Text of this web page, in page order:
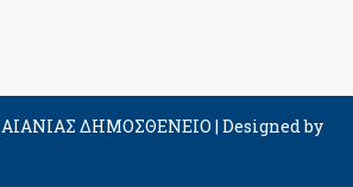
ΔΗΜΟΣΘΕΝΕΙΟ |Designed by